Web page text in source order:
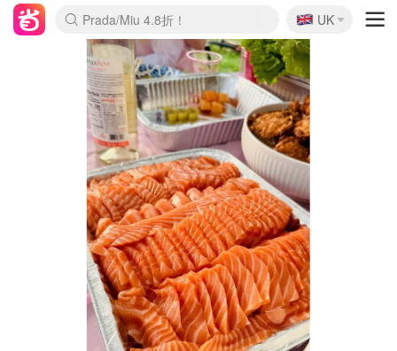
麦卢卡蜂蜜夏促！个位数！
Prada/Miu 4.8折！
啥？必胜客披萨5折！
🇬🇧
UK